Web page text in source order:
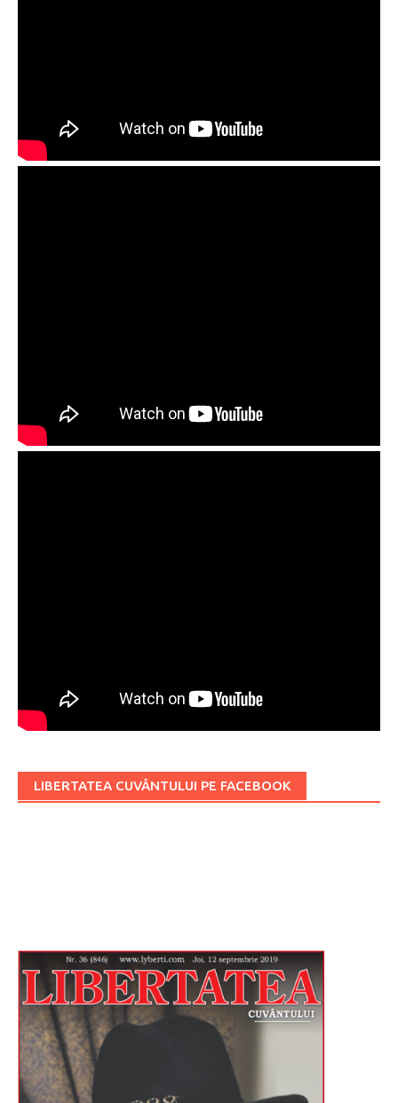
LIBERTATEA CUVÂNTULUI PE FACEBOOK